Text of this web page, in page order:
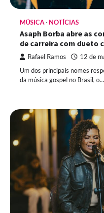
MÚSICA NOTÍCIAS
Asaph Borba abre as
de carreira com dueto
Rafael Ramos 12 de
Um dos principais nomes
da música gospel no Brasil, o…